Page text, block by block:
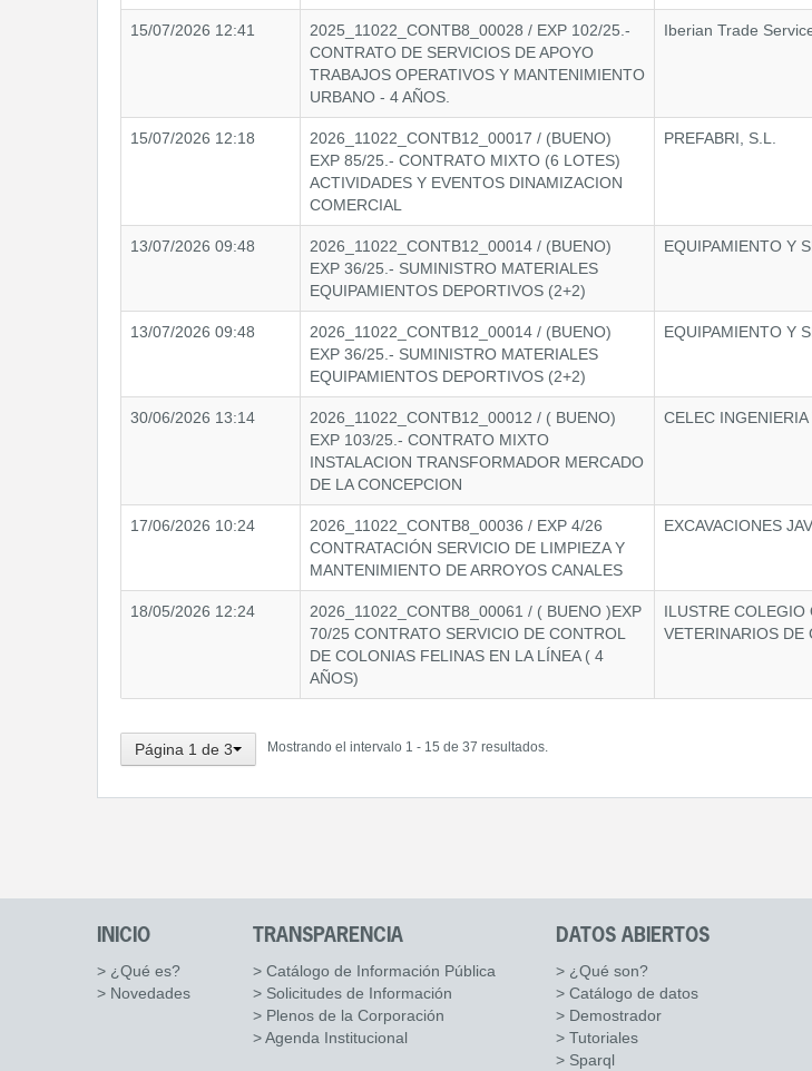
15/07/2026 12:41
2025_11022_CONTB8_00028 / EXP 102/25.-
CONTRATO DE SERVICIOS DE APOYO
TRABAJOS OPERATIVOS Y MANTENIMIENTO
URBANO - 4 AÑOS.
Iberian Trade
15/07/2026 12:18
2026_11022_CONTB12_00017 / (BUENO)
EXP 85/25.- CONTRATO MIXTO (6 LOTES)
ACTIVIDADES Y EVENTOS DINAMIZACION
COMERCIAL
PREFABRI, S.L.
13/07/2026 09:48
2026_11022_CONTB12_00014 / (BUENO)
EXP 36/25.- SUMINISTRO MATERIALES
EQUIPAMIENTOS DEPORTIVOS (2+2)
EQUIPAMIENTO Y
13/07/2026 09:48
2026_11022_CONTB12_00014 / (BUENO)
EXP 36/25.- SUMINISTRO MATERIALES
EQUIPAMIENTOS DEPORTIVOS (2+2)
EQUIPAMIENTO Y
30/06/2026 13:14
2026_11022_CONTB12_00012 / ( BUENO)
EXP 103/25.- CONTRATO MIXTO
INSTALACION TRANSFORMADOR MERCADO
DE LA CONCEPCION
CELEC
17/06/2026 10:24
2026_11022_CONTB8_00036 / EXP 4/26
CONTRATACIÓN SERVICIO DE LIMPIEZA Y
MANTENIMIENTO DE ARROYOS CANALES
EXCAVACIONES
18/05/2026 12:24
2026_11022_CONTB8_00061 / ( BUENO )EXP
70/25 CONTRATO SERVICIO DE CONTROL
DE COLONIAS FELINAS EN LA LÍNEA ( 4
AÑOS)
ILUSTRE COLEGIO
VETERINARIOS DE
Página 1 de 3 Mostrando el intervalo 1 - 15 de 37 resultados.
INICIO
> ¿Qué es?
> Novedades
TRANSPARENCIA
> Catálogo de Información Pública
> Solicitudes de Información
> Plenos de la Corporación
> Agenda Institucional
DATOS ABIERTOS
> ¿Qué son?
> Catálogo de datos
> Demostrador
> Tutoriales
> Sparql